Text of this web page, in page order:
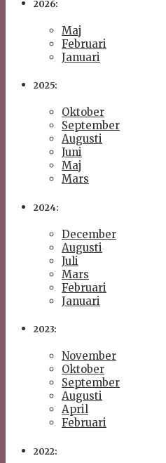
2026:
Maj
Februari
Januari
2025:
Oktober
September
Augusti
Juni
Maj
Mars
2024:
December
Augusti
Juli
Mars
Februari
Januari
2023:
November
Oktober
September
Augusti
April
Februari
2022: